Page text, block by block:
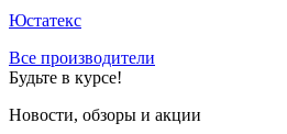
Юстатекс
Все производители
Будьте в курсе!
Новости, обзоры и акции